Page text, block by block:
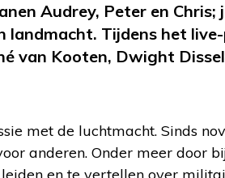
Audrey, Peter en Chris;
landmacht. Tijdens het
é van Kooten, Dwight
met de luchtmacht. Sinds
anderen. Onder meer door